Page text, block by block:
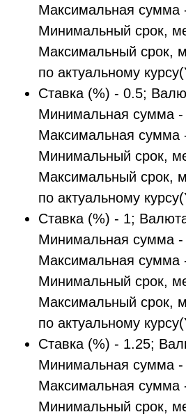
Максимальная сумма
Минимальный срок,
Максимальный срок,
по актуальному
Ставка (%) - 0.5;
Минимальная сумма -
Максимальная сумма
Минимальный срок,
Максимальный срок,
по актуальному
Ставка (%) - 1;
Минимальная сумма -
Максимальная сумма
Минимальный срок,
Максимальный срок,
по актуальному
Ставка (%) - 1.25;
Минимальная сумма -
Максимальная сумма
Минимальный срок,